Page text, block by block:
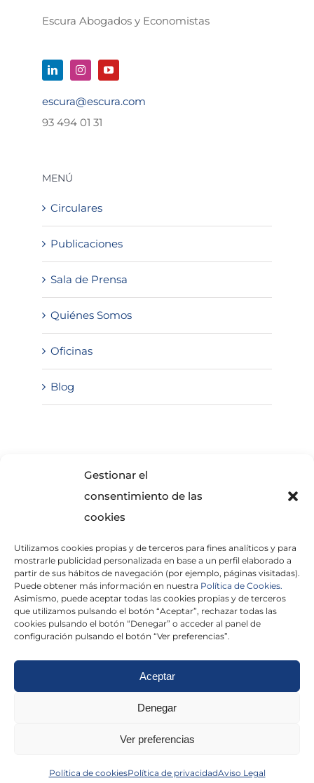
Gestionar el
consentimiento de las
cookies
Utilizamos cookies propias y de terceros para fines analíticos y para
mostrarle publicidad personalizada en base a un perfil elaborado a
partir de sus hábitos de navegación (por ejemplo, páginas visitadas).
Puede obtener más información en nuestra Política de Cookies.
Asimismo, puede aceptar todas las cookies propias y de terceros
que utilizamos pulsando el botón “Aceptar”, rechazar todas las
cookies pulsando el botón “Denegar” o acceder al panel de
configuración pulsando el botón “Ver preferencias”.
Aceptar
Denegar
Ver preferencias
Política de cookiesPolítica de privacidadAviso Legal
Escura Abogados y Economistas
escura@escura.com
93 494 01 31
MENÚ
Circulares
Publicaciones
Sala de Prensa
Quiénes Somos
Oficinas
Blog
He leído y acepto laPolítica de Privacidad
Politica de cookies|Aviso Legal
Madrid|Tarragona